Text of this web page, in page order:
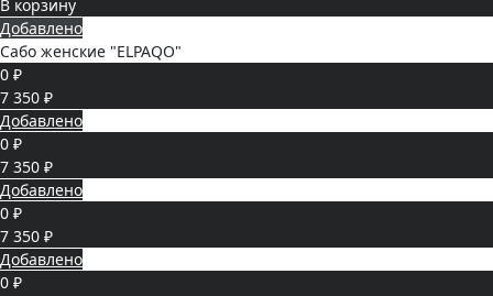
В корзину
Добавлено
Сабо женские "ELPAQO"
0 ₽
7 350 ₽
Добавлено
0 ₽
7 350 ₽
Добавлено
0 ₽
7 350 ₽
Добавлено
0 ₽